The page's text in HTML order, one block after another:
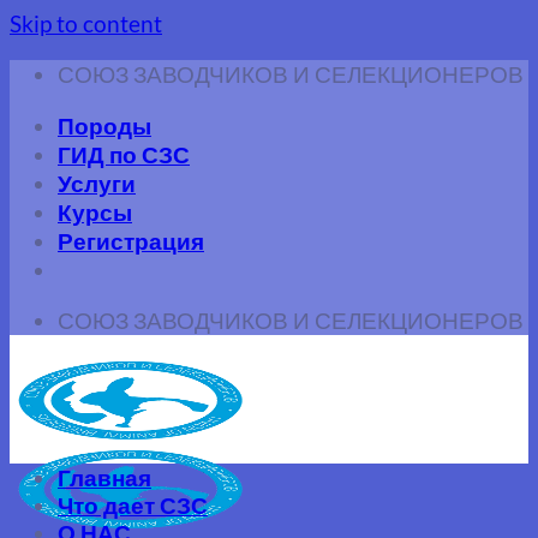
Skip to content
СОЮЗ ЗАВОДЧИКОВ И СЕЛЕКЦИОНЕРОВ
Породы
ГИД по СЗС
Услуги
Курсы
Регистрация
СОЮЗ ЗАВОДЧИКОВ И СЕЛЕКЦИОНЕРОВ
Главная
Что дает СЗС